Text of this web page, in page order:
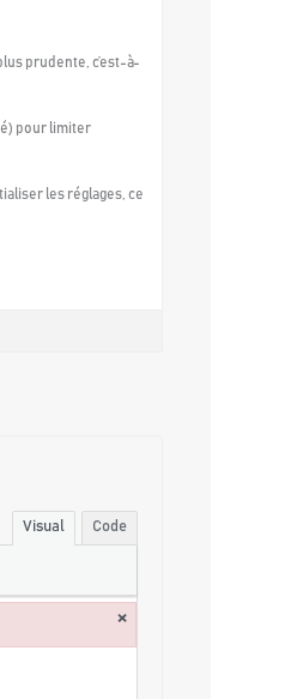
prudente, c’est-à-
pour limiter
les réglages, ce
Visual Code
×